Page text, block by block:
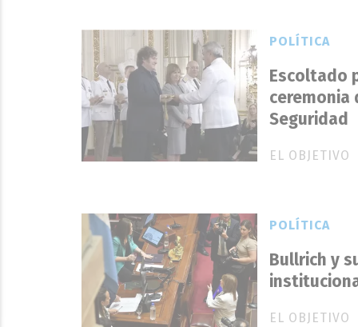
Escoltado
ceremonia
Seguridad
EL OBJETIVO
POLÍTICA
Bullrich y
EL OBJETIVO
POLÍTICA